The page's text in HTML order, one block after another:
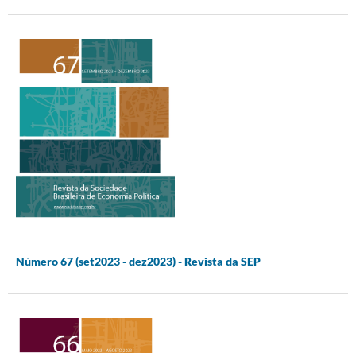
Número 67 (set2023 - dez2023) - Revista da SEP